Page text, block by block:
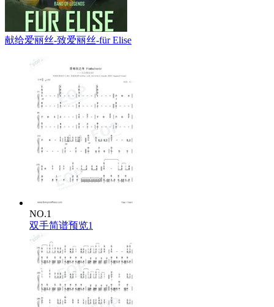
献给爱丽丝-致爱丽丝-für Elise
NO.1
双手简谱预览1